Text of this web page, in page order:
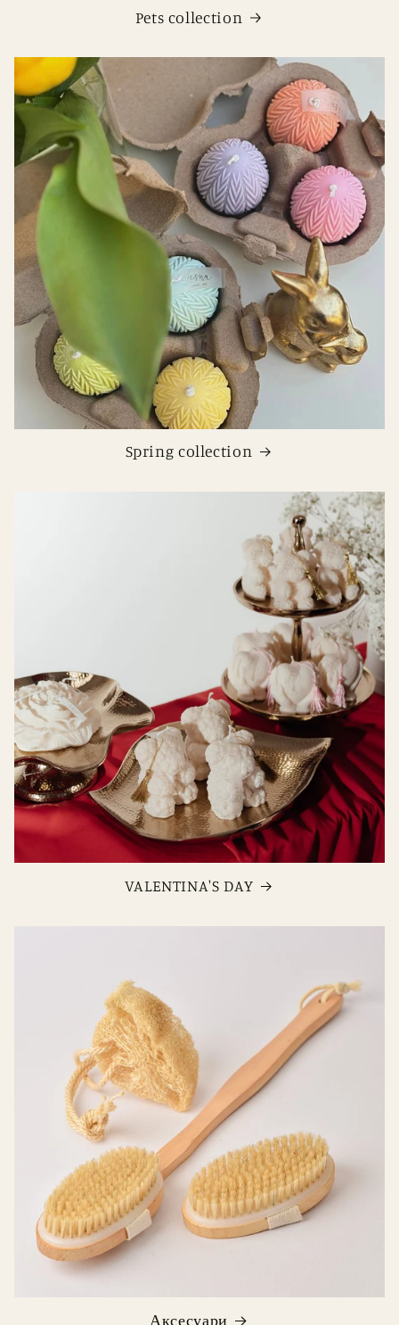
Pets collection
Spring collection
VALENTINA'S DAY
Аксесуари